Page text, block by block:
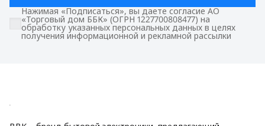
Нажимая «Подписаться», вы даете согласие АО
«Торговый дом ББК» (ОГРН 1227700808477) на
обработку указанных персональных данных в целях
получения информационной и рекламной рассылки